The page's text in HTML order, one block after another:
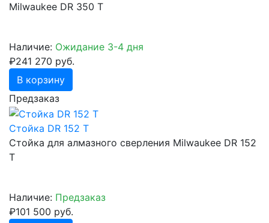
Milwaukee DR 350 T
Наличие: Ожидание 3-4 дня
₽241 270 руб.
В корзину
Предзаказ
Стойка DR 152 T
Стойка для алмазного сверления Milwaukee DR 152
T
Наличие: Предзаказ
₽101 500 руб.